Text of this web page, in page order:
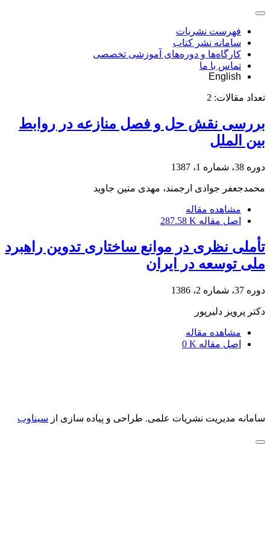
فهرست نشریات
سامانه نشر کتاب
کارگاه‌ها و دوره‌های آموزشی تخصصی
تماس با ما
English
تعداد مقالات: 2
بررسی نقش حل و فصل منازعه در روابط
بین الملل
دوره 38، شماره 1، 1387
محمدجعفر جوادی ارجمند، مهدی متین جاوید
مشاهده مقاله
اصل مقاله 287.58 K
تأملی نظری در موانع ساختاری تدوین راهبرد
ملی توسعه در ایران
دوره 37، شماره 2، 1386
دکتر پرویز دلیرپور
مشاهده مقاله
اصل مقاله 0 K
سامانه مدیریت نشریات علمی. طراحی و پیاده سازی از سیناوب